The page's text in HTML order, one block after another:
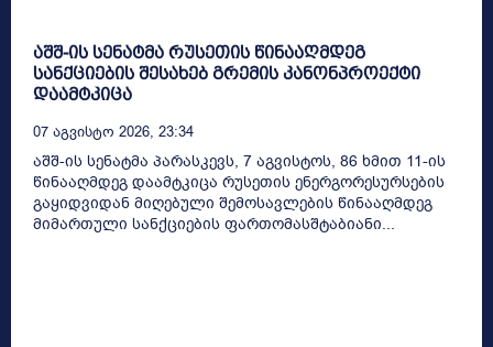
აშშ-ის სენატმა რუსეთის წინააღმდეგ
სანქციების შესახებ გრემის კანონპროექტი
დაამტკიცა
07 Აგვისტო 2026, 23:34
აშშ-ის სენატმა პარასკევს, 7 აგვისტოს, 86 ხმით 11-ის
წინააღმდეგ დაამტკიცა რუსეთის ენერგორესურსების
გაყიდვიდან მიღებული შემოსავლების წინააღმდეგ
მიმართული სანქციების ფართომასშტაბიანი...